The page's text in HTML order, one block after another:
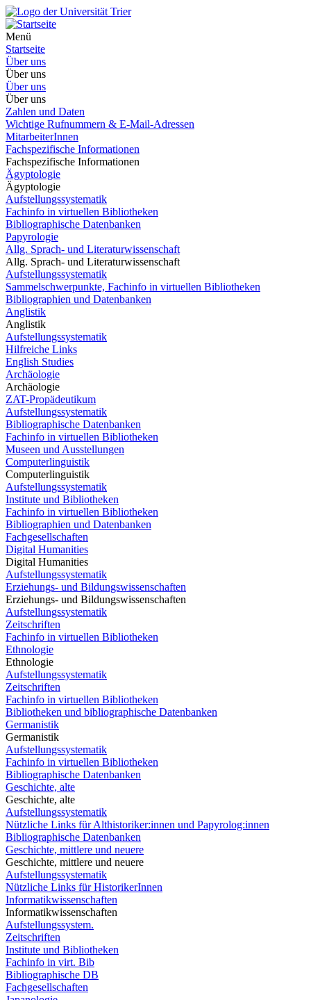
Menü
Startseite
Über uns
Über uns
Über uns
Über uns
Zahlen und Daten
Wichtige Rufnummern & E-Mail-Adressen
MitarbeiterInnen
Fachspezifische Informationen
Fachspezifische Informationen
Ägyptologie
Ägyptologie
Aufstellungssystematik
Fachinfo in virtuellen Bibliotheken
Bibliographische Datenbanken
Papyrologie
Allg. Sprach- und Literaturwissenschaft
Allg. Sprach- und Literaturwissenschaft
Aufstellungssystematik
Sammelschwerpunkte, Fachinfo in virtuellen Bibliotheken
Bibliographien und Datenbanken
Anglistik
Anglistik
Aufstellungssystematik
Hilfreiche Links
English Studies
Archäologie
Archäologie
ZAT-Propädeutikum
Aufstellungssystematik
Bibliographische Datenbanken
Fachinfo in virtuellen Bibliotheken
Museen und Ausstellungen
Computerlinguistik
Computerlinguistik
Aufstellungssystematik
Institute und Bibliotheken
Fachinfo in virtuellen Bibliotheken
Bibliographien und Datenbanken
Fachgesellschaften
Digital Humanities
Digital Humanities
Aufstellungssystematik
Erziehungs- und Bildungswissenschaften
Erziehungs- und Bildungswissenschaften
Aufstellungssystematik
Zeitschriften
Fachinfo in virtuellen Bibliotheken
Ethnologie
Ethnologie
Aufstellungssystematik
Zeitschriften
Fachinfo in virtuellen Bibliotheken
Bibliotheken und bibliographische Datenbanken
Germanistik
Germanistik
Aufstellungssystematik
Fachinfo in virtuellen Bibliotheken
Bibliographische Datenbanken
Geschichte, alte
Geschichte, alte
Aufstellungssystematik
Nützliche Links für Althistoriker:innen und Papyrolog:innen
Bibliographische Datenbanken
Geschichte, mittlere und neuere
Geschichte, mittlere und neuere
Aufstellungssystematik
Nützliche Links für HistorikerInnen
Informatikwissenschaften
Informatikwissenschaften
Aufstellungssystem.
Zeitschriften
Institute und Bibliotheken
Fachinfo in virt. Bib
Bibliographische DB
Fachgesellschaften